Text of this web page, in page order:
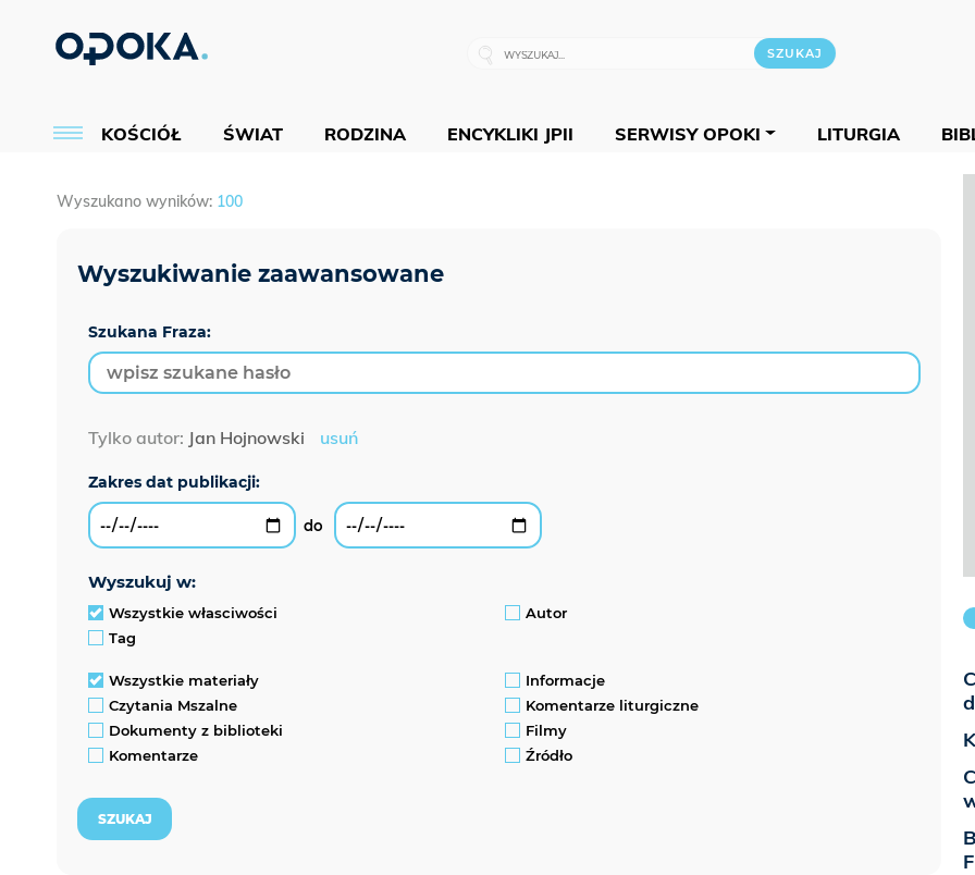
KOŚCIÓŁ ŚWIAT RODZINA ENCYKLIKI JPII SERWISY OPOKI LITURGIA
Wyszukano wyników: 100
Szukana Fraza:
Tylko autor: Jan Hojnowski usuń
wyszukuj w:
Wszystkie własciwości
Autor
Tag
Wszystkie materiały
Informacje
Czytania Mszalne
Komentarze liturgiczne
Dokumenty z biblioteki
Filmy
Komentarze
Źródło